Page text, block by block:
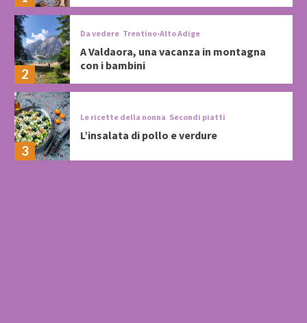
2
Da vedere Trentino-Alto Adige
A Valdaora, una vacanza in montagna
con i bambini
3
Le ricette della nonna Secondi piatti
L’insalata di pollo e verdure